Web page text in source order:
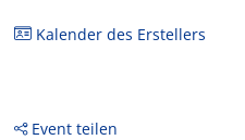
Kalender des Erstellers
Event teilen